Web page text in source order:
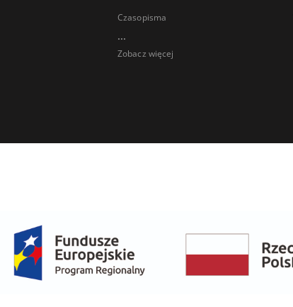
Czasopisma
...
Zobacz więcej